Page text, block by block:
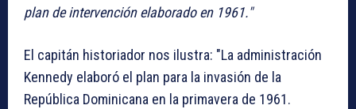
plan de intervención elaborado en 1961."
El capitán historiador nos ilustra: "La administración
Kennedy elaboró el plan para la invasión de la
República Dominicana en la primavera de 1961.